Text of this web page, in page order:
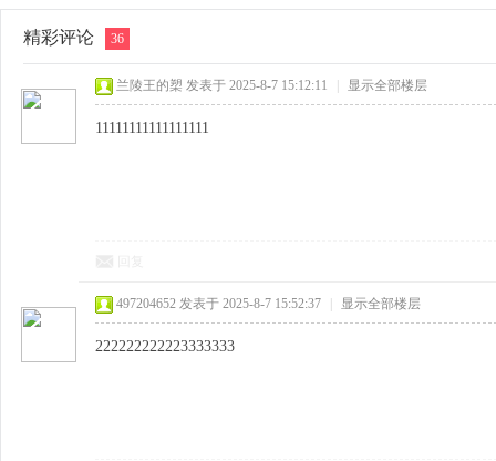
精彩评论 36
兰陵王的槊 发表于 2025-8-7 15:12:11 显示全部楼层
11111111111111111
497204652 发表于 2025-8-7 15:52:37 显示全部楼层
222222222223333333